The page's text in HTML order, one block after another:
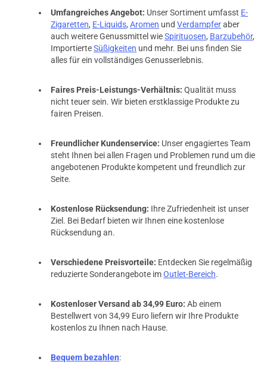
Umfangreiches Angebot: Unser Sortiment umfasst E-
Zigaretten, E-Liquids, Aromen und Verdampferaber
auch weitere Genussmittel wieSpirituosen, Barzubehör,
ImportierteSüßigkeiten und mehr. Bei uns finden Sie
alles für ein vollständiges Genusserlebnis.
Faires Preis-Leistungs-Verhältnis: Qualität muss
nicht teuer sein. Wir bieten erstklassige Produkte zu
fairen Preisen.
Freundlicher Kundenservice: Unser engagiertes Team
steht Ihnen bei allen Fragen und Problemen rund um die
angebotenen Produkte kompetent und freundlich zur
Seite.
Kostenlose Rücksendung: Ihre Zufriedenheit ist unser
Ziel. Bei Bedarf bieten wir Ihnen eine kostenlose
Rücksendung an.
Verschiedene Preisvorteile: Entdecken Sie regelmäßig
reduzierte Sonderangebote imOutlet-Bereich.
Kostenloser Versand ab 34,99 Euro: Ab einem
Bestellwert von 34,99 Euro liefern wir Ihre Produkte
kostenlos zu Ihnen nach Hause.
Bequem bezahlen: